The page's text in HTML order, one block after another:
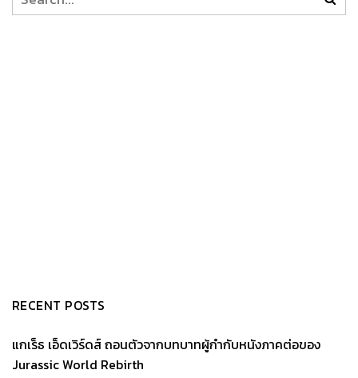
RECENT POSTS
แกเร็ธ เอ็ดเวิร์ดส์ ถอนตัวจากบทบาทผู้กำกับหนังภาคต่อของ
Jurassic World Rebirth